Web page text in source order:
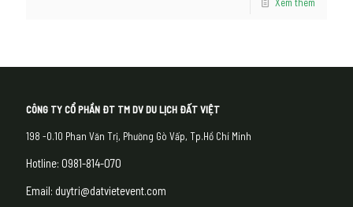
Xem thêm
CÔNG TY CỔ PHẦN ĐT TM DV DU LỊCH ĐẤT VIỆT
198 -0.10 Phan Văn Trị, Phường Gò Vấp, Tp.Hồ Chí Minh
Hotline: 0981-814-070
Email: duytri@datvietevent.com